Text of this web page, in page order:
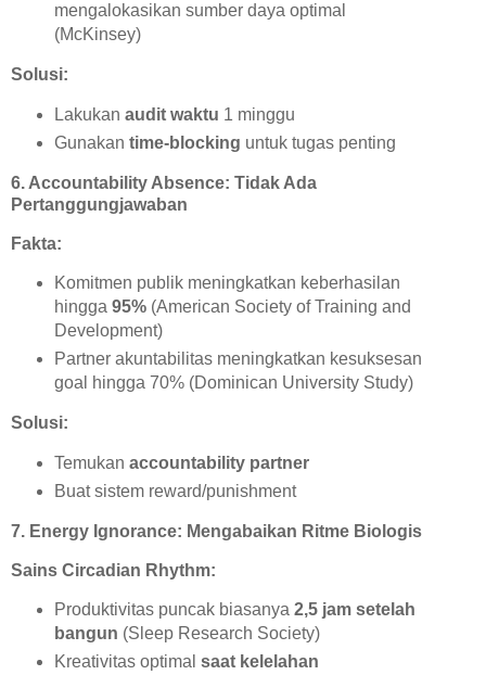
mengalokasikan sumber daya optimal
(McKinsey)
Solusi:
Lakukan audit waktu 1 minggu
Gunakan time-blocking untuk tugas penting
6. Accountability Absence: Tidak Ada
Pertanggungjawaban
Fakta:
Komitmen publik meningkatkan keberhasilan
hingga 95%(American Society of Training and
Development)
Partner akuntabilitas meningkatkan kesuksesan
goal hingga 70% (Dominican University Study)
Solusi:
Temukan accountability partner
Buat sistem reward/punishment
7. Energy Ignorance: Mengabaikan Ritme Biologis
Sains Circadian Rhythm:
Produktivitas puncak biasanya 2,5 jam setelah
bangun (Sleep Research Society)
Kreativitas optimal saat kelelahan